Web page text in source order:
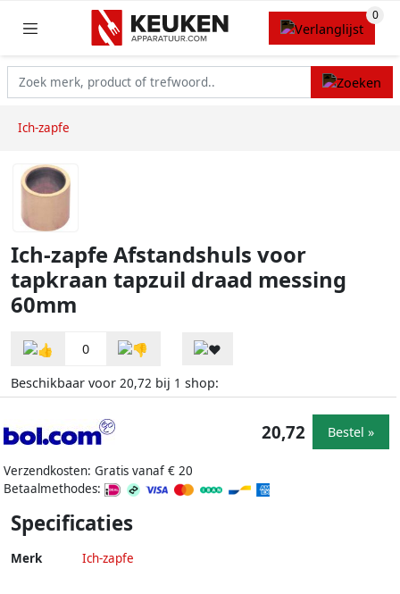
Ich-zapfe
Ich-zapfe Afstandshuls voor
tapkraan tapzuil draad messing
60mm
0
Beschikbaar voor 20,72 bij 1 shop:
Verzendkosten: Gratis vanaf € 20
Betaalmethodes:
20,72 Bestel »
Specificaties
Merk Ich-zapfe